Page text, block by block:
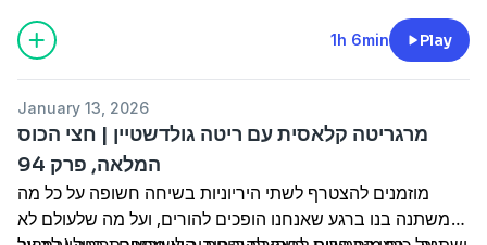
על כוס בירה קרה, הפרטנרית של שלמור לתכנית הרדיו היומית,
משתפת במחשבות שמביא איתו גיל 40, הכדורים
הפסיכיאטריים שהיוו קביים, האחריות של להיות האיש הכי שמח
1h 6min Play
January 13, 2026
מרגריטה קלאסית עם ריטה גולדשטיין | חצי הכוס
המלאה, פרק 94
מוזמנים להצטרף לשתי היריוניות בשיחה חשופה על כל מה
שמשתנה בנו ברגע שאנחנו הופכים להורים, ועל מה שלעולם לא